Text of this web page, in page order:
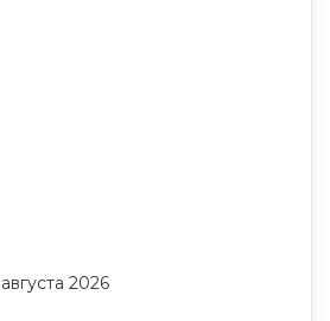
2026